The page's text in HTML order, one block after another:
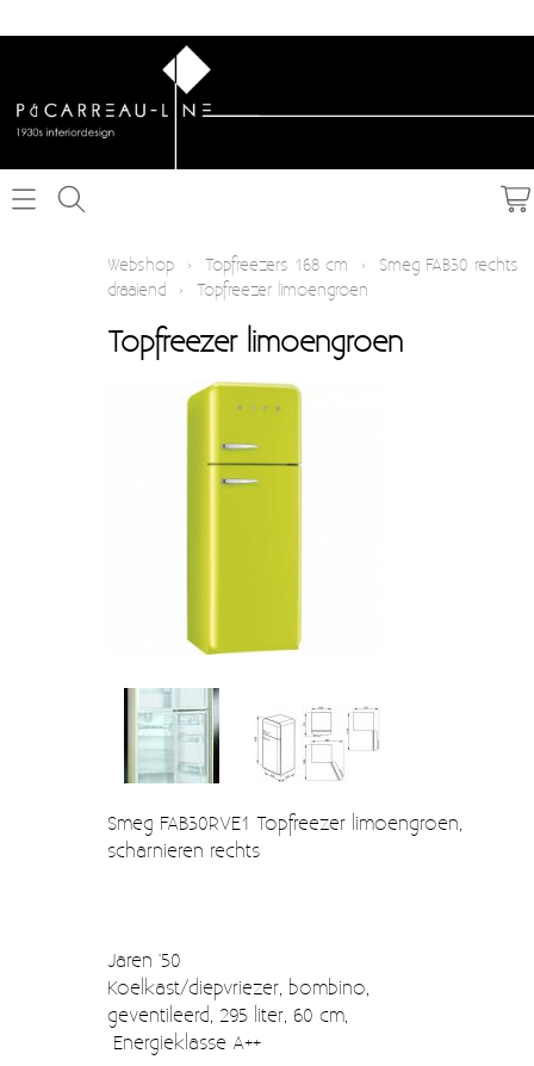
Schakelmateriaal inbouw
Schakelmateriaal opbouw
Bellen en belknoppen
Meubelgrepen
Voorraadbakjes
Badkamer
Afvalemmers
Webshop › Topfreezers 168 cm ›
Smeg FAB30 rechts
draaiend › Topfreezer limoengroen
Topfreezer limoengroen
Smeg FAB30RVE1 Topfreezer limoengroen,
scharnieren rechts
Jaren '50
Koelkast/diepvriezer, bombino,
geventileerd, 295 liter, 60 cm,
Energieklasse A++